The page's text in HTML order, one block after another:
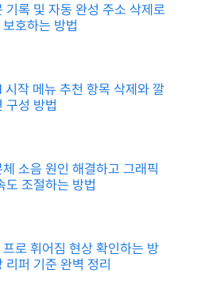
기록 및 자동 완성 주소 삭제로
호하는 방법
시작 메뉴 추천 항목 삭제와 깔
구성 방법
소음 원인 해결하고 그래픽
도 조절하는 방법
로 휘어짐 현상 확인하는 방
리퍼 기준 완벽 정리